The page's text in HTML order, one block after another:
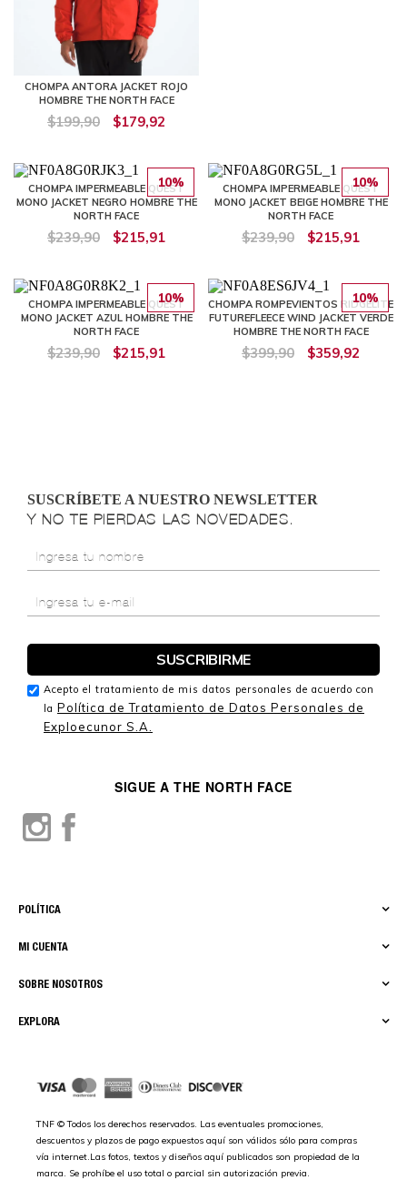
CHOMPA ANTORA JACKET ROJO
HOMBRE THE NORTH FACE
$199,90 $179,92
10%
CHOMPA IMPERMEABLE QUEST
MONO JACKET NEGRO HOMBRE THE
NORTH FACE
$239,90 $215,91
10%
CHOMPA IMPERMEABLE QUEST
MONO JACKET BEIGE HOMBRE THE
NORTH FACE
$239,90 $215,91
10%
CHOMPA IMPERMEABLE QUEST
MONO JACKET AZUL HOMBRE THE
NORTH FACE
$239,90 $215,91
10%
CHOMPA ROMPEVIENTOS RIDGELITE
FUTUREFLEECE WIND JACKET VERDE
HOMBRE THE NORTH FACE
$399,90 $359,92
EXPLORA
SOBRE NOSOTROS
MI CUENTA
POLÍTICA
SIGUE A THE NORTH FACE
TNF © Todos los derechos reservados. Las eventuales promociones,
descuentos y plazos de pago expuestos aquí son válidos sólo para compras
vía internet.Las fotos, textos y diseños aquí publicados son propiedad de la
marca. Se prohíbe el uso total o parcial sin autorización previa.
SUSCRÍBETE A NUESTRO NEWSLETTER
Y NO TE PIERDAS LAS NOVEDADES.
Acepto el tratamiento de mis datos personales de acuerdo con
la Política de Tratamiento de Datos Personales de
Exploecunor S.A.